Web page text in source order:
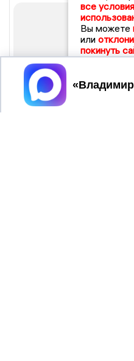
все условия
Вы можете
или
покинуть